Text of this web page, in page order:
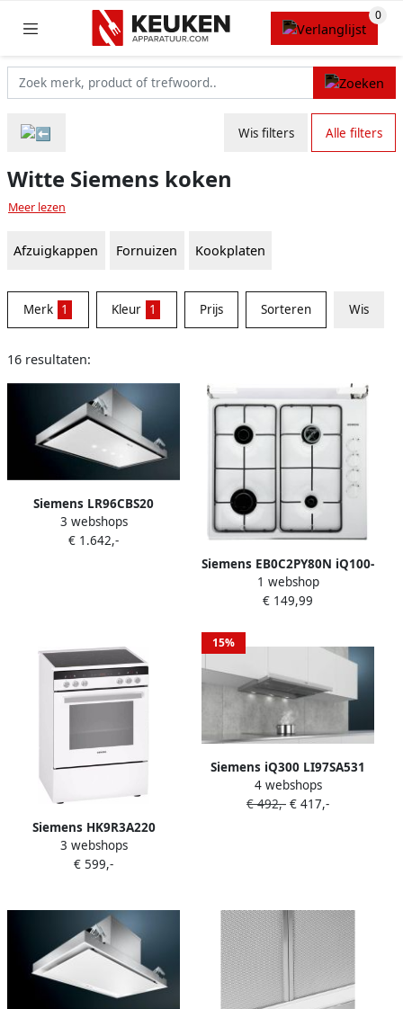
Wis filters Alle filters
Witte Siemens koken
Meer lezen
Afzuigkappen Fornuizen Kookplaten
Merk 1 Kleur 1 Prijs Sorteren Wis
16 resultaten:
Siemens LR96CBS20
plafondunit met nalooptijd
en randafzuiging
3 webshops
€ 1.642,-
Siemens EB0C2PY80N iQ100-
Vrijstaande gaskookplaat
Wit
1 webshop
€ 149,99
Siemens HK9R3A220
Vrijstaande fornuis
(Keramische fornuis 66 liter
3 webshops
€ 599,-
15%
Siemens iQ300 LI97SA531
afzuigkap Semi-inbouw
(uittrekbaar) Wit 397 m³
4 webshops
€ 492,- € 417,-